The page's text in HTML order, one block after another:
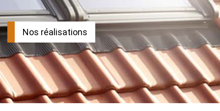
Nos réalisations